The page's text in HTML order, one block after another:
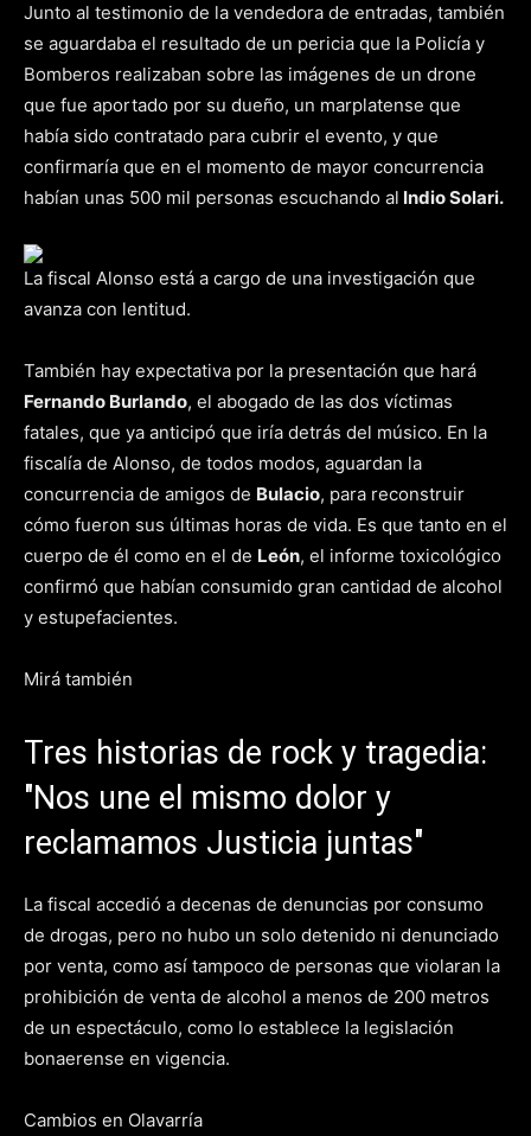
Junto al testimonio de la vendedora de entradas, también
se aguardaba el resultado de un pericia que la Policía y
Bomberos realizaban sobre las imágenes de un drone
que fue aportado por su dueño, un marplatense que
había sido contratado para cubrir el evento, y que
confirmaría que en el momento de mayor concurrencia
habían unas 500 mil personas escuchando al Indio Solari.
La fiscal Alonso está a cargo de una investigación que
avanza con lentitud.
También hay expectativa por la presentación que hará
Fernando Burlando, el abogado de las dos víctimas
fatales, que ya anticipó que iría detrás del músico. En la
fiscalía de Alonso, de todos modos, aguardan la
concurrencia de amigos de Bulacio, para reconstruir
cómo fueron sus últimas horas de vida. Es que tanto en el
cuerpo de él como en el de León, el informe toxicológico
confirmó que habían consumido gran cantidad de alcohol
y estupefacientes.
Mirá también
Tres historias de rock y tragedia:
"Nos une el mismo dolor y
reclamamos Justicia juntas"
La fiscal accedió a decenas de denuncias por consumo
de drogas, pero no hubo un solo detenido ni denunciado
por venta, como así tampoco de personas que violaran la
prohibición de venta de alcohol a menos de 200 metros
de un espectáculo, como lo establece la legislación
bonaerense en vigencia.
Cambios en Olavarría